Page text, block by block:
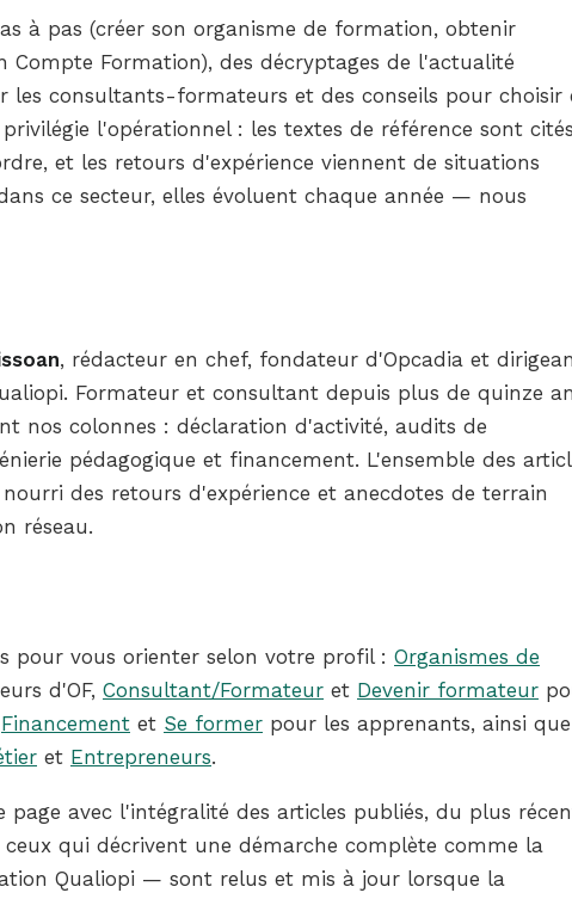
à pas (créer son organisme de formation, obtenir
Compte Formation), des décryptages de l'actualité
les consultants-formateurs et des conseils pour choisir
l'opérationnel : les textes de référence sont
et les retours d'expérience viennent de situations
ce secteur, elles évoluent chaque année — nous
, rédacteur en chef, fondateur d'Opcadia et
Formateur et consultant depuis plus de quinze
nos colonnes : déclaration d'activité, audits de
pédagogique et financement. L'ensemble des
des retours d'expérience et anecdotes de terrain
réseau.
pour vous orienter selon votre profil : Organismes de
d'OF, Consultant/Formateur et Devenir formateur
Financement et Se former pour les apprenants, ainsi que
et Entrepreneurs.
page avec l'intégralité des articles publiés, du plus
qui décrivent une démarche complète comme la
Qualiopi — sont relus et mis à jour lorsque la